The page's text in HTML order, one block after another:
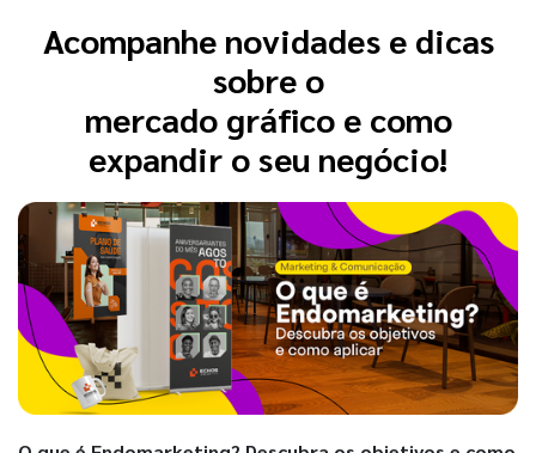
Acompanhe novidades e dicas
sobre o
mercado gráfico e como
expandir o seu negócio!